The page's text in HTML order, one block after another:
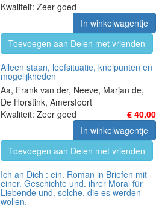
Kwaliteit: Zeer goed
In winkelwagentje
Toevoegen aan Delen met vrienden
Alleen staan, leefsituatie, knelpunten en
mogelijkheden
Aa, Frank van der, Neeve, Marjan de,
De Horstink, Amersfoort
€ 40,00
Kwaliteit: Zeer goed
In winkelwagentje
Toevoegen aan Delen met vrienden
Ich an Dich : ein. Roman in Briefen mit
einer. Geschichte und. ihrer Moral für
Liebende und. solche, die es werden
wollen.